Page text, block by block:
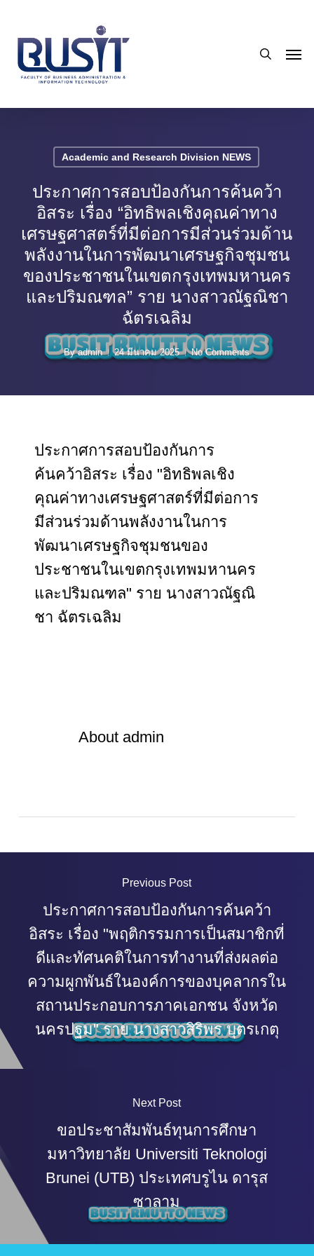
main
content
Academic and Research Division NEWS
ประกาศการสอบป้องกันการค้นคว้า
อิสระ เรื่อง “อิทธิพลเชิงคุณค่าทาง
เศรษฐศาสตร์ที่มีต่อการมีส่วนร่วมด้าน
พลังงานในการพัฒนาเศรษฐกิจชุมชน
ของประชาชนในเขตกรุงเทพมหานคร
และปริมณฑล” ราย นางสาวณัฐณิชา
ฉัตรเฉลิม
By admin 24 มีนาคม 2025 No Comments
ประกาศการสอบป้องกันการ
ค้นคว้าอิสระ เรื่อง "อิทธิพลเชิง
คุณค่าทางเศรษฐศาสตร์ที่มีต่อการ
มีส่วนร่วมด้านพลังงานในการ
พัฒนาเศรษฐกิจชุมชนของ
ประชาชนในเขตกรุงเทพมหานคร
และปริมณฑล" ราย นางสาวณัฐณิ
ชา ฉัตรเฉลิม
Aboutadmin
Previous Post
ประกาศการสอบป้องกันการค้นคว้า
อิสระ เรื่อง "พฤติกรรมการเป็นสมาชิกที่
ดีและทัศนคติในการทำงานที่ส่งผลต่อ
ความผูกพันธ์ในองค์การของบุคลากรใน
สถานประกอบการภาคเอกชน จังหวัด
นครปฐม" ราย นางสาวสิริพร บุตรเกตุ
Next Post
ขอประชาสัมพันธ์ทุนการศึกษา
มหาวิทยาลัย Universiti Teknologi
Brunei (UTB) ประเทศบรูไน ดารุส
ซาลาม